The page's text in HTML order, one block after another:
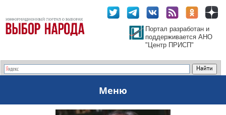
Портал разработан и
поддерживается АНО
"Центр ПРИСП"
Меню